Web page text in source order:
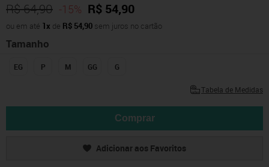
R$ 64,90 -15% R$ 54,90
ou em até 1x de R$ 54,90 sem juros no cartão
Tamanho
EG P M GG G
Tabela de Medidas
Comprar
Adicionar aos Favoritos